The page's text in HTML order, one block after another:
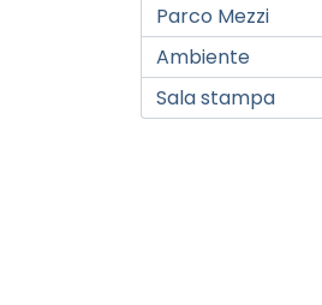
Parco Mezzi
Ambiente
Sala stampa